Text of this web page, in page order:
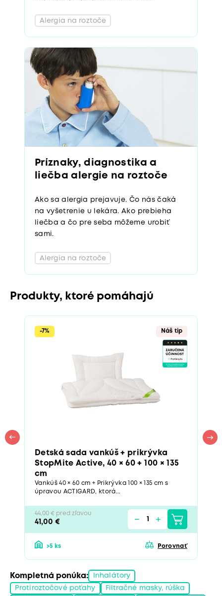
Alergia na roztoče
Príznaky, diagnostika a
liečba alergie na roztoče
Ako sa alergia prejavuje. Čo nás čaká
na vyšetrenie u lekára. Ako prebieha
liečba a čo pre seba môžeme urobiť
sami.
Alergia na roztoče
Produkty, ktoré pomáhajú
-7% Náš tip
Detská sada vankúš + prikrývka
StopMite Active, 40 × 60 + 100 × 135
cm
Vankúš 40 × 60 cm + Prikrývka 100 × 135 cm s
úpravou ACTIGARD, ktorá...
44,00 € pred zľavou
41,00 €
>5 ks Porovnať
Kompletná ponúka: Inhalátory
Protiroztočové poťahy Filtračné masky, rúška